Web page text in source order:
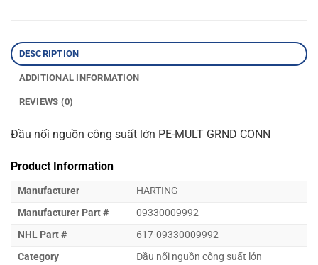
DESCRIPTION
ADDITIONAL INFORMATION
REVIEWS (0)
Đầu nối nguồn công suất lớn PE-MULT GRND CONN
Product Information
Manufacturer
HARTING
Manufacturer Part #
09330009992
NHL Part #
617-09330009992
Category
Đầu nối nguồn công suất lớn